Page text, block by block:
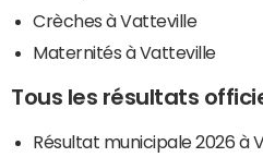
Crèches à Vatteville
Maternités à Vatteville
Tous les résultats
Résultat municipale 2026 à